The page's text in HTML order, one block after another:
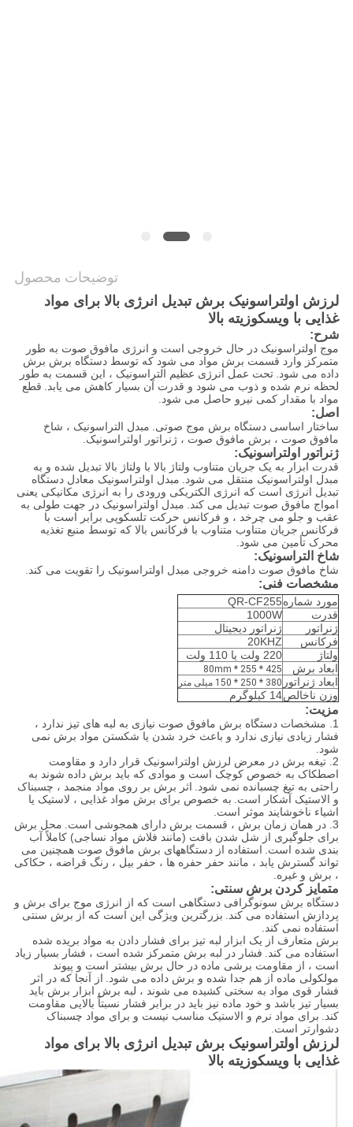
توضیحات محصول
لرزش اولتراسونیک برش تبدیل انرژی بالا برای مواد
غذایی با ویسکوزیته بالا
شرح:
موج اولتراسونیک در حال خروجی است و انرژی مافوق صوت به طور
متمرکز وارد قسمت برش مواد می شود که توسط دستگاه برش برش
داده می شود. تحت عمل انرژی عظیم التراسونیک ، این قسمت به طور
لحظه نرم شده و ذوب می شود و قدرت آن بسیار کاهش می یابد. قطع
مواد با مقدار کمی نیرو حاصل می شود.
اصل:
ساختار اساسی دستگاه برش موج صوتی. مبدل التراسونیک ، شاخ
مافوق صوت ، برش مافوق صوت ، ژنراتور اولتراسونیک.
ژنراتور اولتراسونیک:
قدرت ابزار به یک جریان متناوب ولتاژ بالا با ولتاژ بالا تبدیل شده و به
مبدل اولتراسونیک منتقل می شود. مبدل اولتراسونیک معادل دستگاه
تبدیل انرژی است که انرژی الکتریکی ورودی را به انرژی مکانیکی یعنی
امواج مافوق صوت تبدیل می کند. مبدل اولتراسونیک در جهت طولی به
عقب و جلو می چرخد ​​، و فرکانس حرکت تلسکوپی برابر است با
فرکانس جریان متناوب متناوب با فرکانس بالا که توسط منبع تغذیه
محرک تأمین می شود.
شاخ التراسونیک:
شاخ مافوق صوت دامنه خروجی مبدل اولتراسونیک را تقویت می کند.
مشخصات فنی:
مورد شمارهQR-CF255
قدرت
1000W
ژنراتور
ژنراتور دیجیتال
فرکانس
20KHZ
ولتاژ
220 ولت یا 110 ولت
ابعاد برش
425 * 255 * 80mm
ابعاد ژنراتور 380 * 250 * 150 میلی متر
وزن ناخالص14 کیلوگرم
مزیت:
1. مشخصات دستگاه برش مافوق صوت نیازی به لبه های تیز ندارد ،
فشار زیادی نیازی ندارد و باعث خرد شدن یا شکستن مواد برش نمی
شود.
2. تیغه برش در معرض لرزش اولتراسونیک قرار دارد و مقاومت
اصطکاک به خصوص کوچک است و موادی که باید برش داده شوند به
راحتی به تیغ چسبانده نمی شود. اثر برش بر روی مواد منجمد ، چسبناک
و الاستیک آشکار است. به خصوص برای برش مواد غذایی ، لاستیک یا
اشیاء ناخوشایند موثر است.
3. در همان زمان برش ، قسمت برش دارای همجوشی است.
محل برش
برای جلوگیری از شل شدن بافت (مانند فلاش مواد نساجی) کاملاً آب
بندی شده است. استفاده از دستگاههای برش مافوق صوت همچنین می
تواند گسترش یابد ، مانند حفر حفره ها ، حفر بیل ، رنگ قراضه ، حکاکی
، برش و غیره.
متمایز کردن برش سنتی:
دستگاه برش سونوگرافی دستگاهی است که از انرژی موج برای برش و
پردازش استفاده می کند. بزرگترین ویژگی این است که از برش سنتی
استفاده نمی کند.
برش متعارف از یک ابزار لبه تیز برای فشار دادن به مواد بریده شده
استفاده می کند. فشار در لبه برش متمرکز شده است ، فشار بسیار زیاد
است ، از مقاومت برشی ماده در حال برش بیشتر است و پیوند
مولکولی ماده از هم جدا شده و برش داده می شود. از آنجا که در اثر
فشار قوی مواد به سختی کشیده می شوند ، لبه برش ابزار برش باید
بسیار تیز باشد و خود ماده نیز باید در برابر فشار نسبتاً بالایی مقاومت
کند. برای مواد نرم و الاستیک مناسب نیست و برای مواد چسبناک
دشوارتر است.
لرزش اولتراسونیک برش تبدیل انرژی بالا برای مواد
غذایی با ویسکوزیته بالا